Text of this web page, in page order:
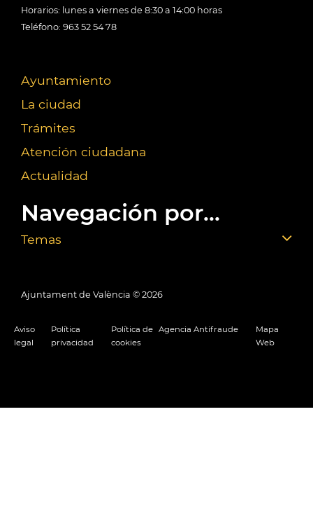
Horarios: lunes a viernes de 8:30 a 14:00 horas
Teléfono: 963 52 54 78
Ayuntamiento
La ciudad
Trámites
Atención ciudadana
Actualidad
Navegación por...
Temas
Ajuntament de València © 2026
Aviso
legal
Política
privacidad
Política de
cookies
Agencia Antifraude
Mapa
Web